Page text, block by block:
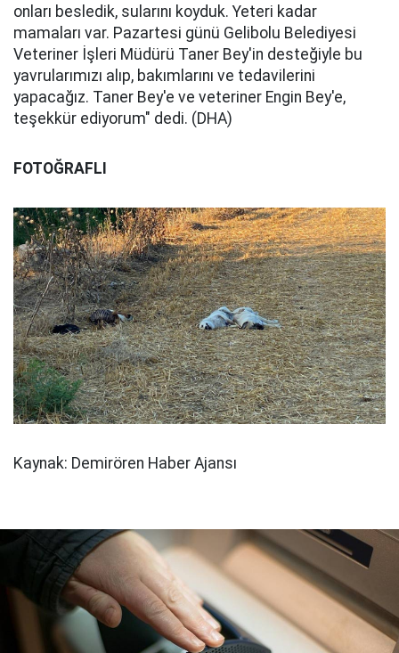
onları besledik, sularını koyduk. Yeteri kadar
mamaları var. Pazartesi günü Gelibolu Belediyesi
Veteriner İşleri Müdürü Taner Bey'in desteğiyle bu
yavrularımızı alıp, bakımlarını ve tedavilerini
yapacağız. Taner Bey'e ve veteriner Engin Bey'e,
teşekkür ediyorum" dedi. (DHA)
FOTOĞRAFLI
Kaynak: Demirören Haber Ajansı